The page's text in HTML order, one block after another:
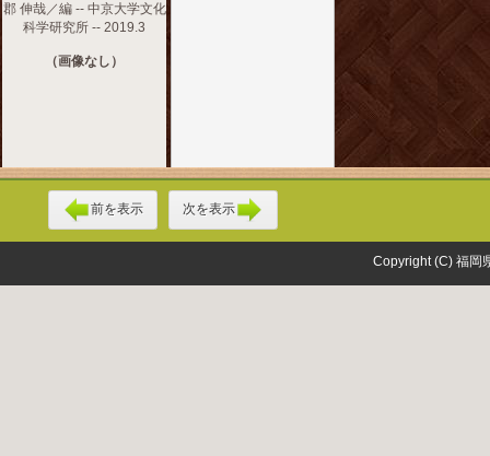
郡 伸哉／編 -- 中京大学文化
科学研究所 -- 2019.3
（画像なし）
前を表示 次を表示
Copyright (C) 福岡